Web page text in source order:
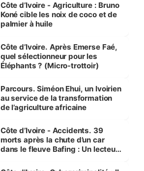
Côte d’Ivoire - Agriculture : Bruno
Koné cible les noix de coco et de
palmier à huile
Côte d’Ivoire. Après Emerse Faé,
quel sélectionneur pour les
Éléphants ? (Micro-trottoir)
Parcours. Siméon Ehui, un Ivoirien
au service de la transformation
de l’agriculture africaine
Côte d’Ivoire - Accidents. 39
morts après la chute d’un car
dans le fleuve Bafing : Un lecteur
des Transports